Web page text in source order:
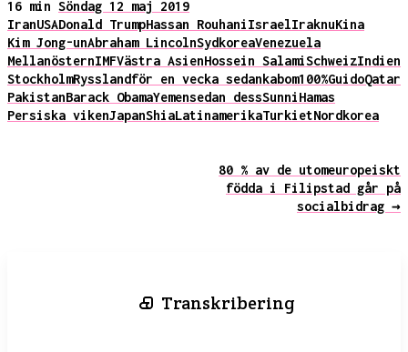
16 min Söndag 12 maj 2019
IranUSADonald TrumpHassan RouhaniIsraelIraknuKina
Kim Jong-unAbraham LincolnSydkoreaVenezuela
MellanösternIMFVästra AsienHossein SalamiSchweizIndien
StockholmRysslandför en vecka sedankabom100%GuidoQatar
PakistanBarack ObamaYemensedan dessSunniHamas
Persiska vikenJapanShiaLatinamerikaTurkietNordkorea
80 % av de utomeuropeiskt
födda i Filipstad går på
socialbidrag →
Transkribering